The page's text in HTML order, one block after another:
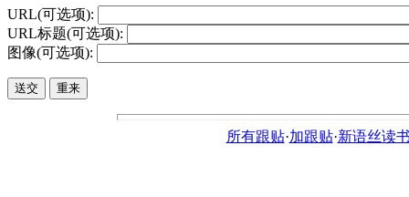
URL(可选项):
URL标题(可选项):
图像(可选项):
所有跟贴·加跟贴·新语丝读